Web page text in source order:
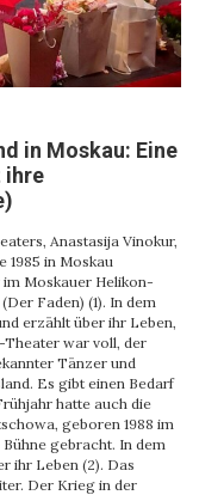
in Moskau: Eine
ihre
Anastasija Vinokur,
1985 in Moskau
Moskauer Helikon-
Faden) (1). In dem
erzählt über ihr Leben,
Theater war voll, der
Tänzer und
Es gibt einen Bedarf
hatte auch die
geboren 1988 im
Bühne gebracht. In dem
ihr Leben (2). Das
Der Krieg in der